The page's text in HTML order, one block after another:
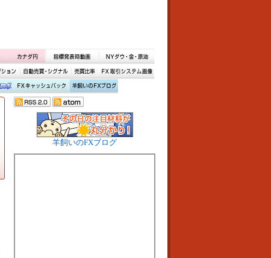
羊飼いのFXブログ